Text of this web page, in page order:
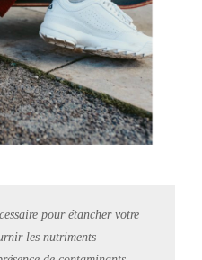
pour étancher votre
les nutriments